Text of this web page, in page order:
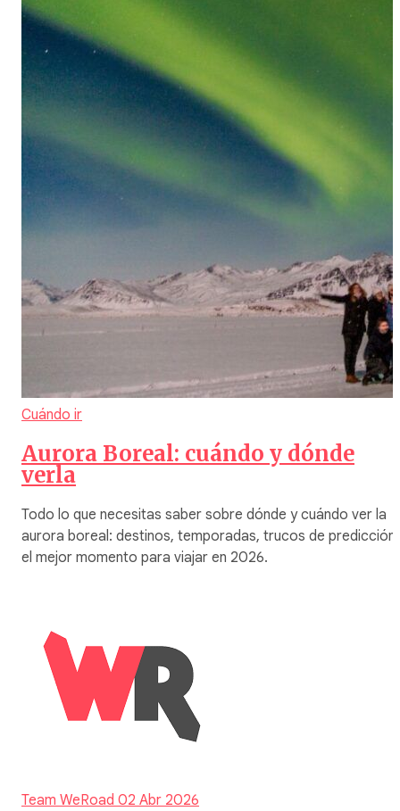
Cuándo ir
Aurora Boreal: cuándo y dónde
verla
Todo lo que necesitas saber sobre dónde y cuándo ver la
aurora boreal: destinos, temporadas, trucos de predicción
el mejor momento para viajar en 2026.
Team WeRoad 02 Abr 2026